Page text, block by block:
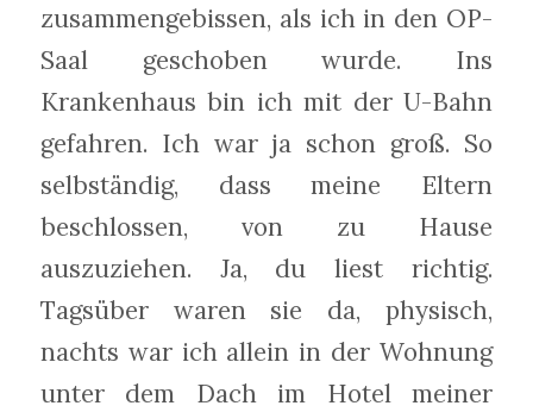
zusammengebissen, als ich in den OP-
Saal geschoben wurde. Ins
Krankenhaus bin ich mit der U-Bahn
gefahren. Ich war ja schon groß. So
selbständig, dass meine Eltern
beschlossen, von zu Hause
auszuziehen. Ja, du liest richtig.
Tagsüber waren sie da, physisch,
nachts war ich allein in der Wohnung
unter dem Dach im Hotel meiner